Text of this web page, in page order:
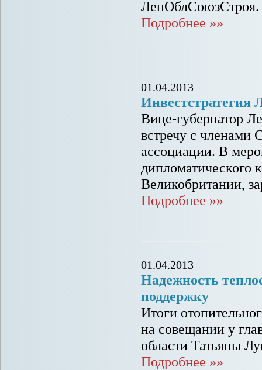
ЛенОблСоюзСтроя.
Подробнее »»
01.04.2013
Инвестстратегия
Вице-губернатор
встречу с членами
ассоциации. В
дипломатического
Великобритании,
Подробнее »»
01.04.2013
Надежность
поддержку
Итоги
на совещании у
области Татьяны
Подробнее »»